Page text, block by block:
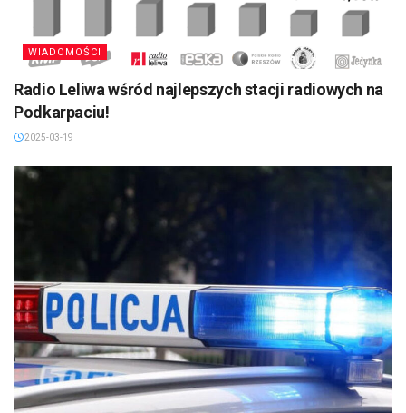
WIADOMOŚCI
Radio Leliwa wśród najlepszych stacji radiowych na
Podkarpaciu!
2025-03-19